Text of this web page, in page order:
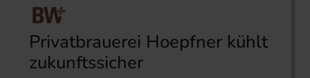
Privatbrauerei Hoepfner kühlt
zukunftssicher